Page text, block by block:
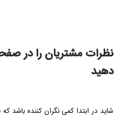
نظرات مشتریان را در
دهید
شاید در ابتدا کمی نگران‌ کننده باشد